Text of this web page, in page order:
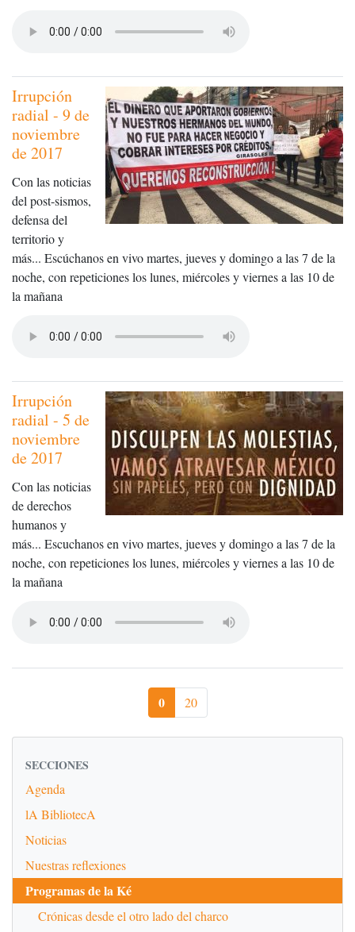
Irrupción
radial - 9 de
noviembre
de 2017
Con las noticias
del post-sismos,
defensa del
territorio y
más... Escúchanos en vivo martes, jueves y domingo a las 7 de la
noche, con repeticiones los lunes, miércoles y viernes a las 10 de
la mañana
Irrupción
radial - 5 de
noviembre
de 2017
Con las noticias
de derechos
humanos y
más... Escuchanos en vivo martes, jueves y domingo a las 7 de la
noche, con repeticiones los lunes, miércoles y viernes a las 10 de
la mañana
0 20
SECCIONES
Agenda
lA BibliotecA
Noticias
Nuestras reflexiones
Programas de la Ké
Crónicas desde el otro lado del charco